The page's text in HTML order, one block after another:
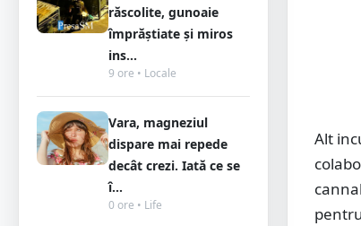
răscolite, gunoaie
împrăștiate și miros
ins...
9 ore • Locale
Vara, magneziul
dispare mai repede
decât crezi. Iată ce se
î...
0 ore • Life
Alt